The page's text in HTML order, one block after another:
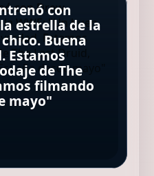
a dos
y
Jacques
en un libro
millones de
traducido a
está
cayó
de un
su bebé
y sana"
con
estrella de la
Buena
Estamos
de The
filmando
mayo"
de la
busca
haz todo con